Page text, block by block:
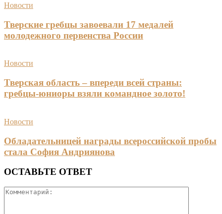
Новости
Тверские гребцы завоевали 17 медалей
молодежного первенства России
Новости
Тверская область – впереди всей страны:
гребцы-юниоры взяли командное золото!
Новости
Обладательницей награды всероссийской пробы
стала София Андриянова
ОСТАВЬТЕ ОТВЕТ